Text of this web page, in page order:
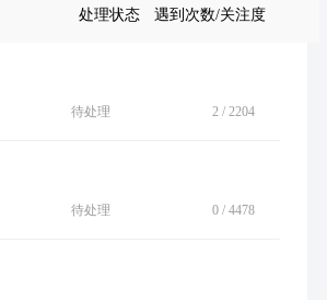
处理状态 遇到次数/关注度
待处理 2 / 2204
待处理 0 / 4478